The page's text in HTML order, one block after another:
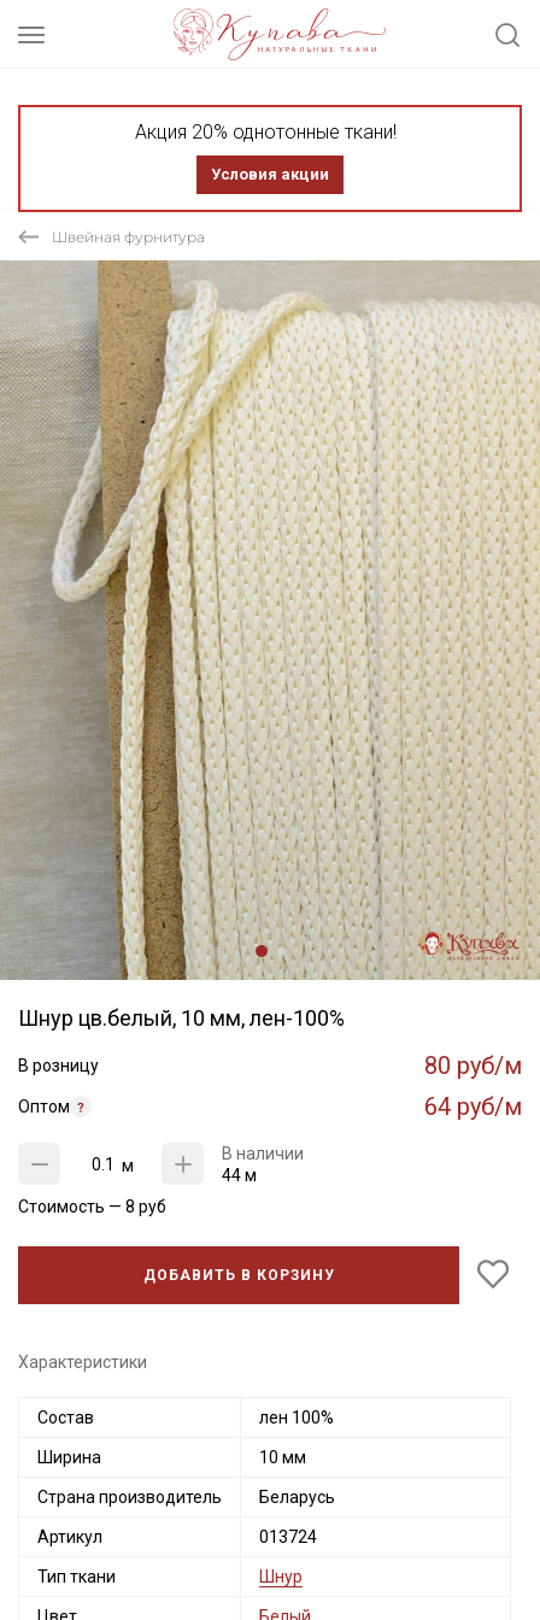
Акция 20% однотонные ткани!
Условия акции
Швейная фурнитура
Шнур цв.белый, 10 мм, лен-100%
В розницу 80 руб/м
Оптом 64 руб/м
м
В наличии
44 м
Стоимость — 8 руб
ДОБАВИТЬ В КОРЗИНУ
Характеристики
Состав лен 100%
Ширина 10 мм
Страна производитель Беларусь
Артикул 013724
Тип ткани Шнур
Секретная рассылка от Купава
Мы публикуем здесь дополнительные
промокоды и скидки до 30% на узкие
Электронная почта